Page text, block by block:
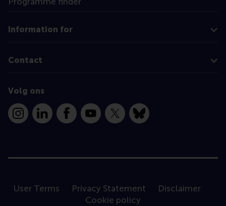
Information for
Contact
Volg ons
InstagramLinkedInFacebookYouTube
X Bluesky
User Terms Privacy Statement
Disclaimer
Cookie policy